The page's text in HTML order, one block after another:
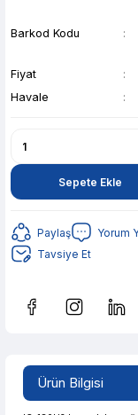
Barkod Kodu
Fiyat
Havale
Sepete Ekle
Paylaş Yorum
Tavsiye Et
Ürün Bilgisi